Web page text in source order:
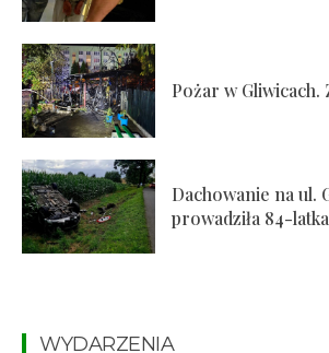
Pożar w Gliwicach.
Dachowanie na ul.
prowadziła 84-latka
WYDARZENIA